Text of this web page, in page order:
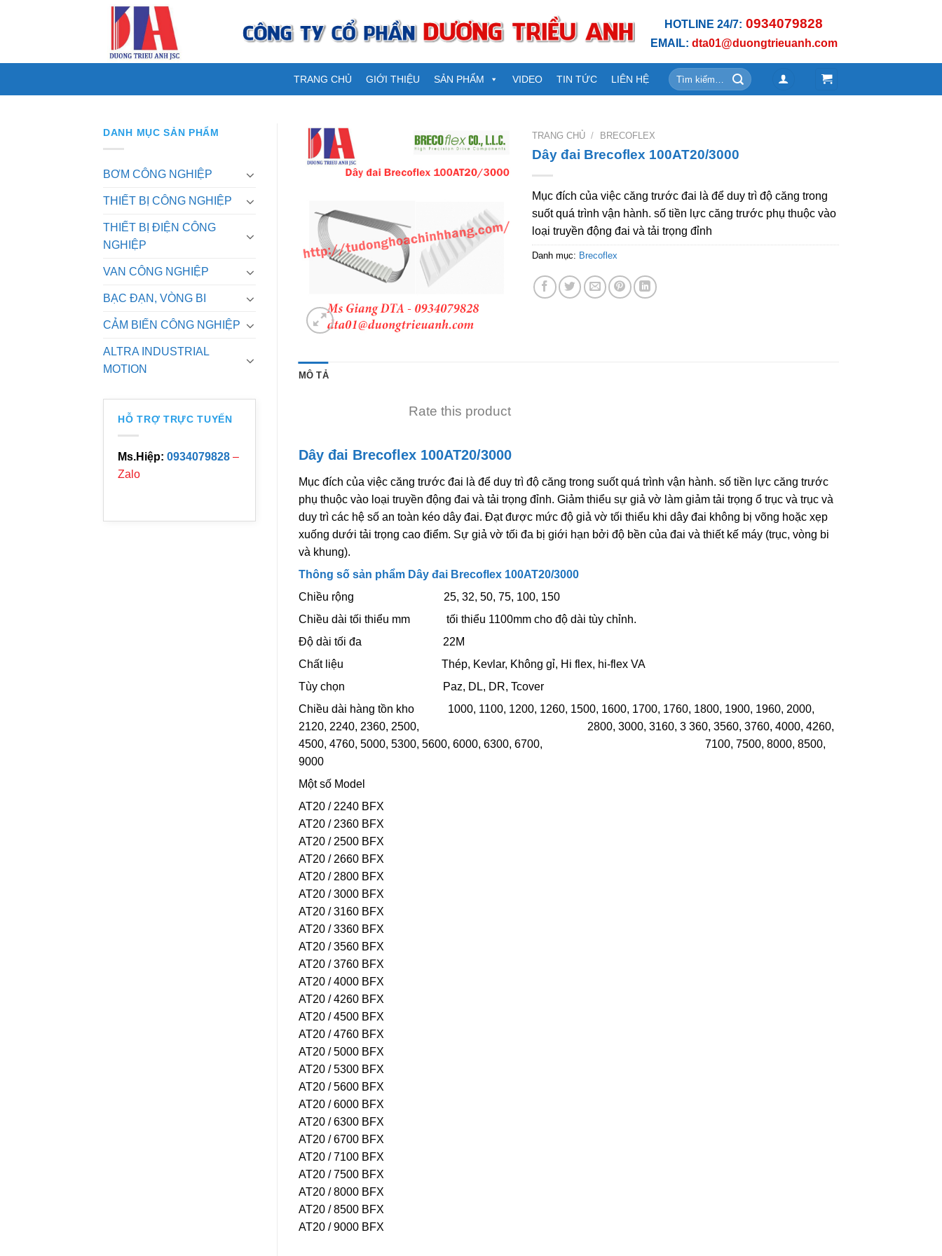
HOTLINE 24/7: 0934079828
EMAIL: dta01@duongtrieuanh.com
TRANG CHỦ GIỚI THIỆU SẢN PHẨM VIDEO TIN TỨC LIÊN HỆ
Tìm
kiếm:
DANH MỤC SẢN PHẨM
BƠM CÔNG NGHIỆP
THIẾT BỊ CÔNG NGHIỆP
THIẾT BỊ ĐIỆN CÔNG
NGHIỆP
VAN CÔNG NGHIỆP
BẠC ĐẠN, VÒNG BI
CẢM BIẾN CÔNG NGHIỆP
ALTRA INDUSTRIAL
MOTION
HỖ TRỢ TRỰC TUYẾN
Ms.Hiệp: 0934079828 –
Zalo
TRANG CHỦ / BRECOFLEX
Dây đai Brecoflex 100AT20/3000
Mục đích của việc căng trước đai là để duy trì độ căng trong
suốt quá trình vận hành. số tiền lực căng trước phụ thuộc vào
loại truyền động đai và tải trọng đỉnh
Danh mục: Brecoflex
MÔ TẢ
Rate this product
Dây đai Brecoflex 100AT20/3000
Mục đích của việc căng trước đai là để duy trì độ căng trong suốt quá trình vận hành. số tiền lực căng trước
phụ thuộc vào loại truyền động đai và tải trọng đỉnh. Giảm thiểu sự giả vờ làm giảm tải trọng ổ trục và trục và
duy trì các hệ số an toàn kéo dây đai. Đạt được mức độ giả vờ tối thiểu khi dây đai không bị võng hoặc xẹp
xuống dưới tải trọng cao điểm. Sự giả vờ tối đa bị giới hạn bởi độ bền của đai và thiết kế máy (trục, vòng bi
và khung).
Thông số sản phẩm Dây đai Brecoflex 100AT20/3000
Chiều rộng 25, 32, 50, 75, 100, 150
Chiều dài tối thiểu mm tối thiểu 1100mm cho độ dài tùy chỉnh.
Độ dài tối đa 22M
Chất liệu Thép, Kevlar, Không gỉ, Hi flex, hi-flex VA
Tùy chọn Paz, DL, DR, Tcover
Chiều dài hàng tồn kho 1000, 1100, 1200, 1260, 1500, 1600, 1700, 1760, 1800, 1900, 1960, 2000,
2120, 2240, 2360, 2500, 2800, 3000, 3160, 3 360, 3560, 3760, 4000, 4260,
4500, 4760, 5000, 5300, 5600, 6000, 6300, 6700, 7100, 7500, 8000, 8500,
9000
Một số Model
AT20 / 2240 BFX
AT20 / 2360 BFX
AT20 / 2500 BFX
AT20 / 2660 BFX
AT20 / 2800 BFX
AT20 / 3000 BFX
AT20 / 3160 BFX
AT20 / 3360 BFX
AT20 / 3560 BFX
AT20 / 3760 BFX
AT20 / 4000 BFX
AT20 / 4260 BFX
AT20 / 4500 BFX
AT20 / 4760 BFX
AT20 / 5000 BFX
AT20 / 5300 BFX
AT20 / 5600 BFX
AT20 / 6000 BFX
AT20 / 6300 BFX
AT20 / 6700 BFX
AT20 / 7100 BFX
AT20 / 7500 BFX
AT20 / 8000 BFX
AT20 / 8500 BFX
AT20 / 9000 BFX